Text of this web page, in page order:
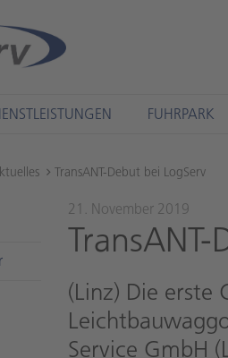
FUHRPARK
TransANT-Debut bei LogServ
21. November 2019
(Linz) Die erste
Service GmbH